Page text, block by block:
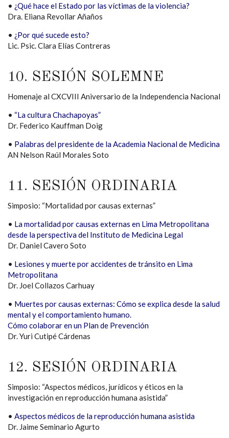
• ¿Qué hace el Estado por las víctimas de la violencia?
Dra. Eliana Revollar Añaños
• ¿Por qué sucede esto?
Lic. Psic. Clara Elías Contreras
10. SESIÓN SOLEMNE
Homenaje al CXCVIII Aniversario de la Independencia Nacional
• “La cultura Chachapoyas”
Dr. Federico Kauffman Doig
• Palabras del presidente de la Academia Nacional de Medicina
AN Nelson Raúl Morales Soto
11. SESIÓN ORDINARIA
Simposio: “Mortalidad por causas externas”
• La mortalidad por causas externas en Lima Metropolitana
desde la perspectiva del Instituto de Medicina Legal
Dr. Daniel Cavero Soto
• Lesiones y muerte por accidentes de tránsito en Lima
Metropolitana
Dr. Joel Collazos Carhuay
• Muertes por causas externas: Cómo se explica desde la salud
mental y el comportamiento humano.
Cómo colaborar en un Plan de Prevención
Dr. Yuri Cutipé Cárdenas
12. SESIÓN ORDINARIA
Simposio: “Aspectos médicos, jurídicos y éticos en la
investigación en reproducción humana asistida”
• Aspectos médicos de la reproducción humana asistida
Dr. Jaime Seminario Agurto